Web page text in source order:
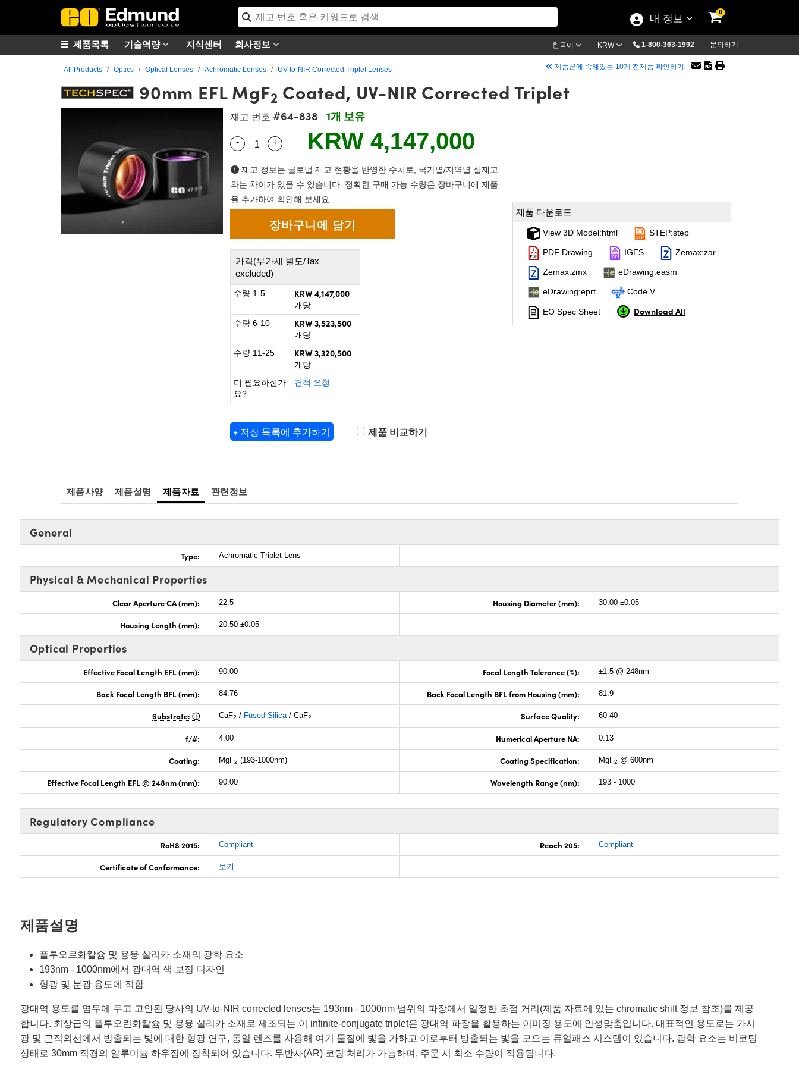
내 정보
0
기술역량 지식센터 회사정보 한국어 KRW 1-800-363-1992 문의하기
제품목록
All Products Optics Optical Lenses Achromatic Lenses UV-to-NIR Corrected Triplet Lenses 제품군에 속해있는 10개 전제품 확인하기
90mm EFL MgF2 Coated, UV-NIR Corrected Triplet
재고 번호 #64-838 1개 보유
Quantity Selector
- Use the plus and minus buttons to adjust the quantity.
+ KRW 4,147,000
재고 정보는 글로벌 재고 현황을 반영한 수치로, 국가별/지역별 실재고
와는 차이가 있을 수 있습니다. 정확한 구매 가능 수량은 장바구니에 제품
을 추가하여 확인해 보세요.
가격(부가세 별도/Tax
excluded)
수량 1-5 KRW 4,147,000
개당
수량 6-10
KRW 3,523,500
개당
수량 11-25
KRW 3,320,500
개당
더 필요하신가
요?
견적 요청
+ 저장 목록에 추가하기 제품 비교하기
제품 다운로드
View 3D Model:html STEP:step
PDF Drawing IGES Zemax:zar
Zemax:zmx eDrawing:easm
eDrawing:eprt Code V
EO Spec Sheet Download All
제품사양 제품설명 제품자료 관련정보
General
Type: Achromatic Triplet Lens
Physical & Mechanical Properties
Clear Aperture CA (mm): 22.5 Housing Diameter (mm): 30.00 ±0.05
Housing Length (mm): 20.50 ±0.05
Optical Properties
Effective Focal Length EFL (mm): 90.00 Focal Length Tolerance (%): ±1.5 @ 248nm
Back Focal Length BFL (mm): 84.76 Back Focal Length BFL from Housing (mm): 81.9
Substrate: CaF2 / Fused Silica/ CaF2 Surface Quality: 60-40
f/#: 4.00 Numerical Aperture NA: 0.13
Coating: MgF2 (193-1000nm) Coating Specification: MgF2 @ 600nm
Effective Focal Length EFL @ 248nm (mm): 90.00 Wavelength Range (nm): 193 - 1000
Regulatory Compliance
RoHS 2015: Compliant Reach 205: Compliant
Certificate of Conformance: 보기
제품설명
플루오르화칼슘 및 용융 실리카 소재의 광학 요소
193nm - 1000nm에서 광대역 색 보정 디자인
형광 및 분광 용도에 적합
광대역 용도를 염두에 두고 고안된 당사의 UV-to-NIR corrected lenses는 193nm - 1000nm 범위의 파장에서 일정한 초점 거리(제품 자료에 있는 chromatic shift 정보 참조)를 제공
합니다. 최상급의 플루오린화칼슘 및 용융 실리카 소재로 제조되는 이 infinite-conjugate triplet은 광대역 파장을 활용하는 이미징 용도에 안성맞춤입니다. 대표적인 용도로는 가시
광 및 근적외선에서 방출되는 빛에 대한 형광 연구, 동일 렌즈를 사용해 여기 물질에 빛을 가하고 이로부터 방출되는 빛을 모으는 듀얼패스 시스템이 있습니다. 광학 요소는 비코팅
상태로 30mm 직경의 알루미늄 하우징에 장착되어 있습니다. 무반사(AR) 코팅 처리가 가능하며, 주문 시 최소 수량이 적용됩니다.